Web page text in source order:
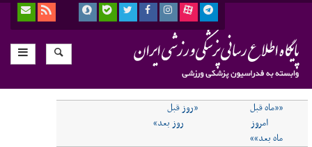
««ماه قبل
«روز قبل
امروز
روز بعد»
ماه بعد»»